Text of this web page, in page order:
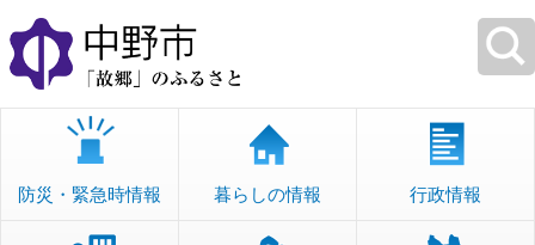
本
文
へ
移
防災・緊急時情報 暮らしの情報 行政情報